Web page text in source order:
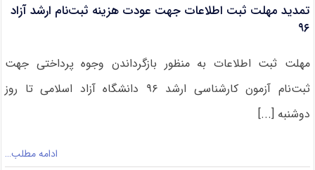
تمدید مهلت ثبت اطلاعات جهت عودت هزینه ثبت‌نام ارشد آزاد
۹۶
مهلت ثبت‌ اطلاعات به منظور بازگرداندن وجوه پرداختی جهت
ثبت‌نام آزمون‌ کارشناسی ارشد ۹۶ دانشگاه آزاد اسلامی تا روز
دوشنبه [...]
ادامه مطلب…